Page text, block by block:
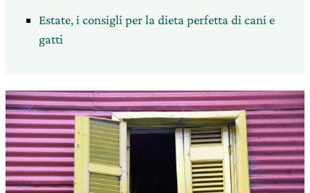
Estate, i consigli per la dieta perfetta di cani e
gatti